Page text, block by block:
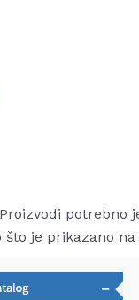
potrebno
što je prikazano na